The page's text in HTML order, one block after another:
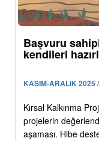
Başvuru
kendileri
KASIM-ARALIK 2025
Kırsal Kalkınma
projelerin
aşaması. Hibe